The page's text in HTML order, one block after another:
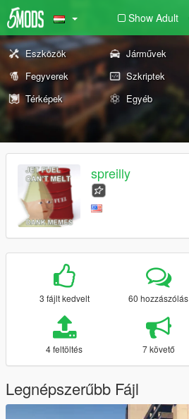
Show Adult
Eszközök Járművek
Fegyverek
Szkriptek
Térképek
Egyéb
spreilly
3 fájlt kedvelt 60 hozzászólás
4 feltöltés 7 követő
Legnépszerűbb Fájl